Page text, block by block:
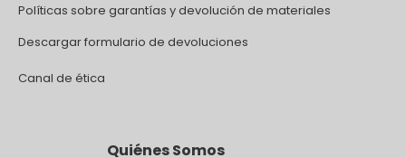
Políticas sobre garantías y devolución de materiales
Descargar formulario de devoluciones
Canal de ética
Quiénes Somos